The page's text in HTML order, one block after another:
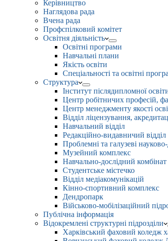
Керівництво
Наглядова рада
Вчена рада
Профспілковий комітет
Освітня діяльність
Освітні програми
Навчальні плани
Якість освіти
Спеціальності та освітні
Структура
Інститут післядипломної
Центр робітничих професій,
Центр менеджменту якості
Відділ ліцензування,
Навчальний відділ
Редакційно-видавничий відділ
Проблемні та галузеві науково-
Музейний комплекс
Навчально-дослідний
Студентське містечко
Відділ медіакомунікацій
Кінно-спортивний комплекс
Дендропарк
Військово-мобілізаційний
Публічна інформація
Відокремлені структурні підрозділи
Харківський фаховий коледж